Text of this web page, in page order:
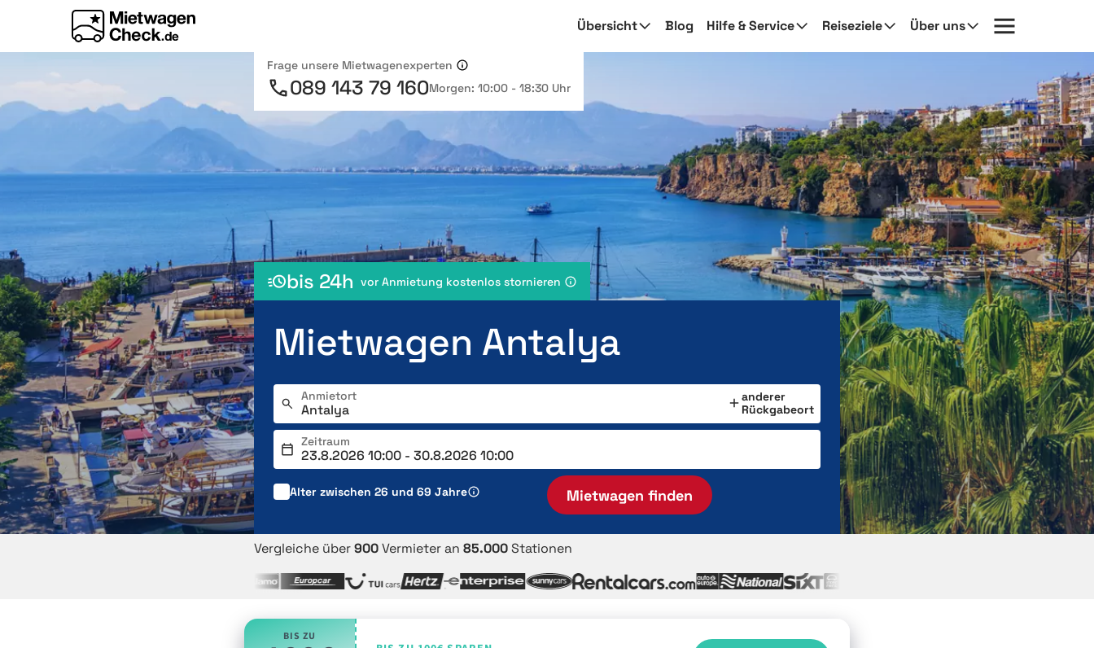
Übersicht Blog Hilfe & Service Reiseziele Über uns
Frage unsere Mietwagenexperten
089 143 79 160Morgen: 10:00 - 18:30 Uhr
bis 24h vor Anmietung kostenlos stornieren
Mietwagen Antalya
Anmietort
anderer
Rückgabeort
Zeitraum
Alter zwischen 26 und 69 Jahre Mietwagen finden
Vergleiche über900Vermieter an 85.000Stationen
BIS ZU